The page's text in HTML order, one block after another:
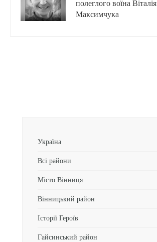
полеглого воїна Віталія
Максимчука
Україна
Всі райони
Місто Вінниця
Вінницький район
Історії Героїв
Гайсинський район